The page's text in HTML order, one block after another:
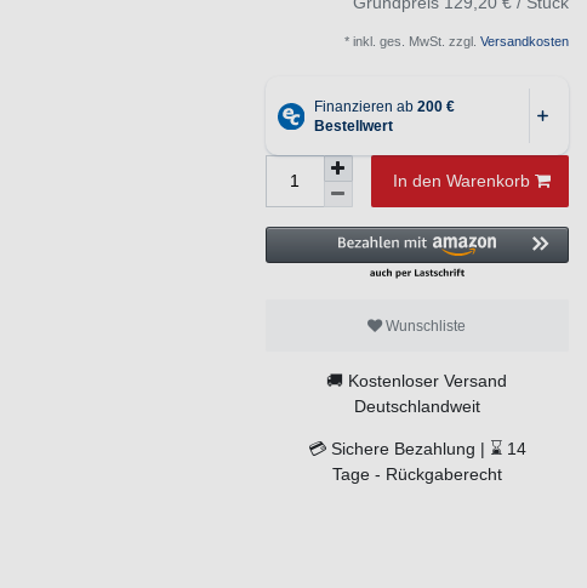
* inkl. ges. MwSt. zzgl. Versandkosten
In den Warenkorb
Wunschliste
🚚 Kostenloser Versand
Deutschlandweit
💳 Sichere Bezahlung | ⌛ 14
Tage - Rückgaberecht